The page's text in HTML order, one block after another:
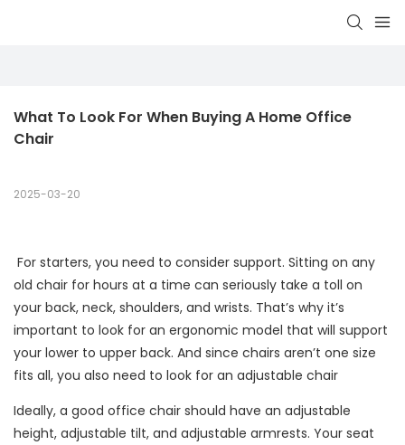
What To Look For When Buying A Home Office
Chair
2025-03-20
For starters, you need to consider support. Sitting on any
old chair for hours at a time can seriously take a toll on
your back, neck, shoulders, and wrists. That’s why it’s
important to look for an ergonomic model that will support
your lower to upper back. And since chairs aren’t one size
fits all, you also need to look for an adjustable chair
Ideally, a good office chair should have an adjustable
height, adjustable tilt, and adjustable armrests. Your seat